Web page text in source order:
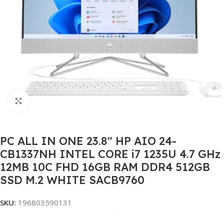
PC ALL IN ONE 23.8″ HP AIO 24-
CB1337NH INTEL CORE i7 1235U 4.7 GHz
12MB 10C FHD 16GB RAM DDR4 512GB
SSD M.2 WHITE SACB9760
SKU: 196803590131